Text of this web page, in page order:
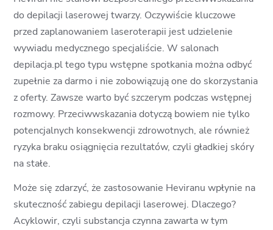
do depilacji laserowej twarzy. Oczywiście kluczowe
przed zaplanowaniem laseroterapii jest udzielenie
wywiadu medycznego specjaliście. W salonach
depilacja.pl tego typu wstępne spotkania można odbyć
zupełnie za darmo i nie zobowiązują one do skorzystania
z oferty. Zawsze warto być szczerym podczas wstępnej
rozmowy. Przeciwwskazania dotyczą bowiem nie tylko
potencjalnych konsekwencji zdrowotnych, ale również
ryzyka braku osiągnięcia rezultatów, czyli gładkiej skóry
na stałe.
Może się zdarzyć, że zastosowanie Heviranu wpłynie na
skuteczność zabiegu depilacji laserowej. Dlaczego?
Acyklowir, czyli substancja czynna zawarta w tym